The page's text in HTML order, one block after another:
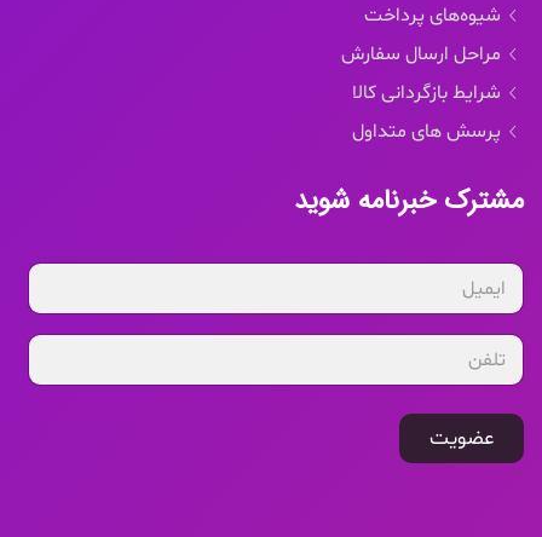
شیوه‌های پرداخت
مراحل ارسال سفارش
شرایط بازگردانی کالا
پرسش های متداول
مشترک خبرنامه شوید
عضویت